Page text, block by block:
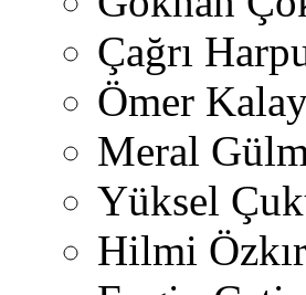
Çağrı
Ömer
Meral
Yüksel
Hilmi